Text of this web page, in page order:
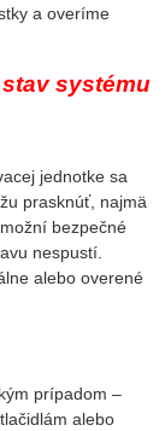
a overíme
systému
jednotke sa
prasknúť, najmä
bezpečné
nespustí.
alebo overené
prípadom –
alebo